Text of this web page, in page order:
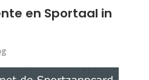
en Sportaal in